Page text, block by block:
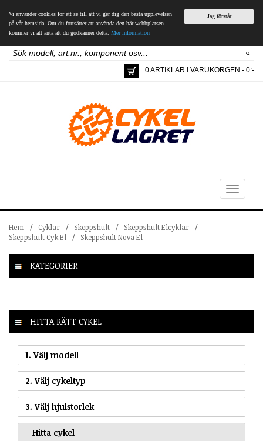
Jag förstår
Vi använder cookies för att se till att vi ger dig den bästa upplevelsen
på vår hemsida. Om du fortsätter att använda den här webbplatsen
kommer vi att anta att du godkänner detta. Mer information
0 ARTIKLAR I VARUKORGEN - 0:-
Toggle
navigation
Hem / Cyklar / Skeppshult / Skeppshult Elcyklar
/
Skeppshult Cyk El
/ Skeppshult Nova El
KATEGORIER
HITTA RÄTT CYKEL
1. Välj modell
2. Välj cykeltyp
3. Välj hjulstorlek